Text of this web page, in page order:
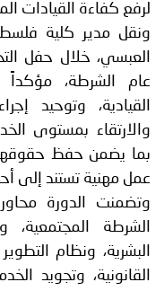
لرفع كفاءة القيادات
ونقل مدير كلية
العبسي، خلال حفل
عام الشرطة، مؤكداً
القيادية، وتوحيد
والارتقاء بمستوى
بما يضمن حفظ
عمل مهنية تستند إلى
وتضمنت الدورة
الشرطة المجتمعية،
البشرية، ونظام
القانونية، وتجويد